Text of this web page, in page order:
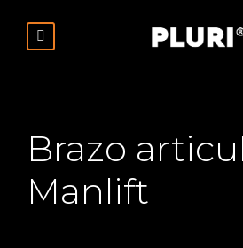
Brazo
Manlift